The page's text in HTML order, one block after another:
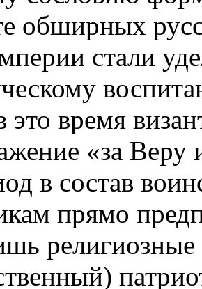
обширных
стали
время
«за Веру
в состав
прямо